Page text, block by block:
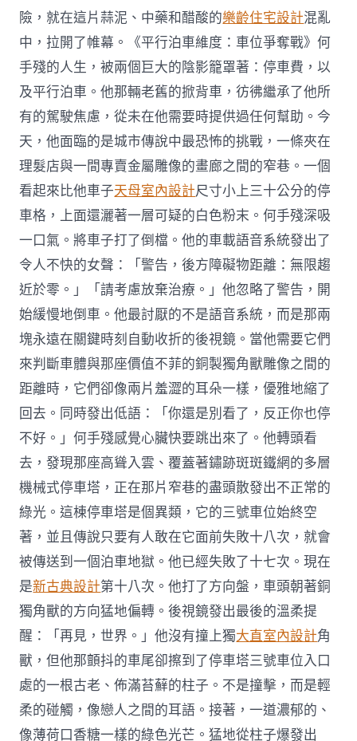
險，就在這片蒜泥、中藥和醋酸的樂齡住宅設計混亂
中，拉開了帷幕。《平行泊車維度：車位爭奪戰》何
手殘的人生，被兩個巨大的陰影籠罩著：停車費，以
及平行泊車。他那輛老舊的掀背車，彷彿繼承了他所
有的駕駛焦慮，從未在他需要時提供過任何幫助。今
天，他面臨的是城市傳說中最恐怖的挑戰，一條夾在
理髮店與一間專賣金屬雕像的畫廊之間的窄巷。一個
看起來比他車子天母室內設計尺寸小上三十公分的停
車格，上面還灑著一層可疑的白色粉末。何手殘深吸
一口氣。將車子打了倒檔。他的車載語音系統發出了
令人不快的女聲：「警告，後方障礙物距離：無限趨
近於零。」「請考慮放棄治療。」他忽略了警告，開
始緩慢地倒車。他最討厭的不是語音系統，而是那兩
塊永遠在關鍵時刻自動收折的後視鏡。當他需要它們
來判斷車體與那座價值不菲的銅製獨角獸雕像之間的
距離時，它們卻像兩片羞澀的耳朵一樣，優雅地縮了
回去。同時發出低語：「你還是別看了，反正你也停
不好。」何手殘感覺心臟快要跳出來了。他轉頭看
去，發現那座高聳入雲、覆蓋著鏽跡斑斑鐵網的多層
機械式停車塔，正在那片窄巷的盡頭散發出不正常的
綠光。這棟停車塔是個異類，它的三號車位始終空
著，並且傳說只要有人敢在它面前失敗十八次，就會
被傳送到一個泊車地獄。他已經失敗了十七次。現在
是新古典設計第十八次。他打了方向盤，車頭朝著銅
獨角獸的方向猛地偏轉。後視鏡發出最後的溫柔提
醒：「再見，世界。」他沒有撞上獨大直室內設計角
獸，但他那顫抖的車尾卻擦到了停車塔三號車位入口
處的一根古老、佈滿苔蘚的柱子。不是撞擊，而是輕
柔的碰觸，像戀人之間的耳語。接著，一道濃郁的、
像薄荷口香糖一樣的綠色光芒。猛地從柱子爆發出